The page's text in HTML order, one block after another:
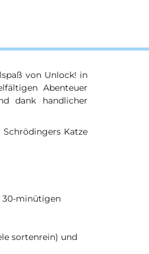
von Unlock! in
Abenteuer
dank handlicher
Katze
30-minütigen
sortenrein) und